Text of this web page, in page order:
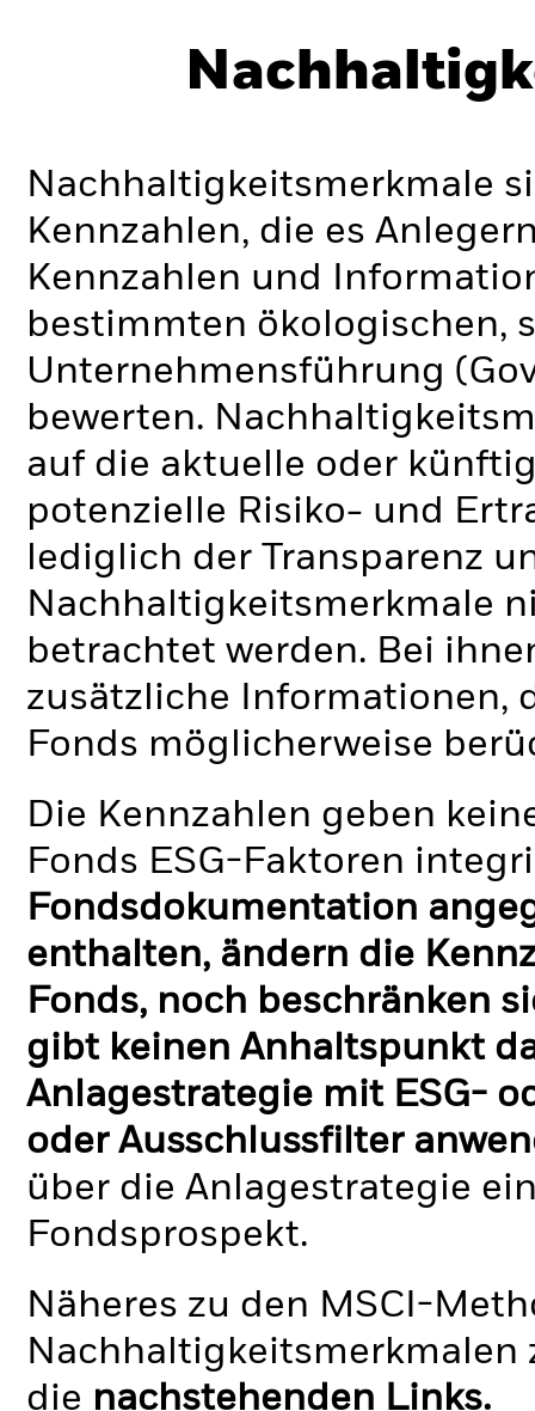
Nachhaltigkeitsmerkmale
Kennzahlen, die es
Kennzahlen und
bestimmten ökologischen,
Unternehmensführung
bewerten.
auf die aktuelle oder
potenzielle Risiko- und
lediglich der Transparenz
Nachhaltigkeitsmerkmale
betrachtet werden. Bei
zusätzliche Informationen,
Fonds möglicherweise
Die Kennzahlen geben
Fonds ESG-Faktoren
Fondsdokumentation
enthalten, ändern die
Fonds, noch beschränken
gibt keinen Anhaltspunkt
Anlagestrategie mit ESG-
oder Ausschlussfilter
über die Anlagestrategie
Fondsprospekt.
Näheres zu den MSCI-
Nachhaltigkeitsmerkmalen
die nachstehenden Links.